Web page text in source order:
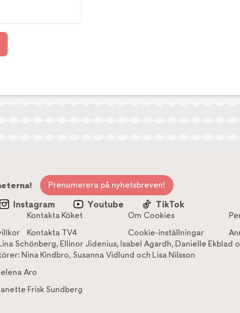
Prenumerera på nyhetsbreven!
Instagram Youtube TikTok
Kontakta Köket Om Cookies
Kontakta TV4 Cookie-inställningar
Schönberg, Ellinor Jidenius, Isabel Agardh, Danielle Ekblad
Nina Kindbro, Susanna Vidlund och Lisa Nilsson
Aro
Frisk Sundberg